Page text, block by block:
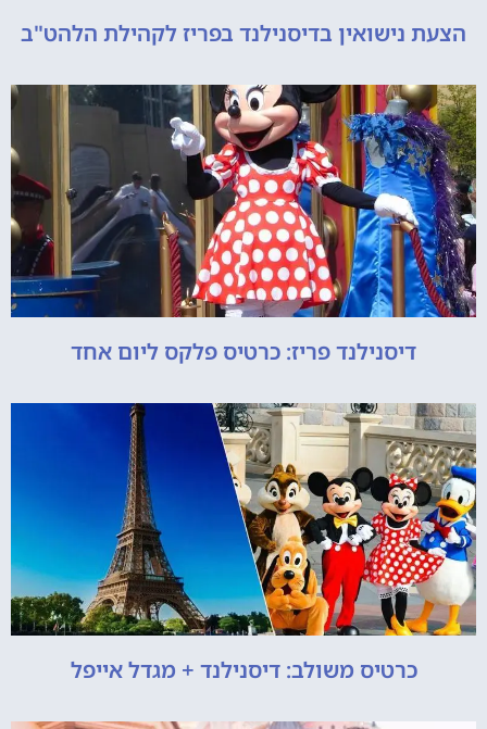
הצעת נישואין בדיסנילנד בפריז לקהילת הלהט"ב
דיסנילנד פריז: כרטיס פלקס ליום אחד
כרטיס משולב: דיסנילנד + מגדל אייפל